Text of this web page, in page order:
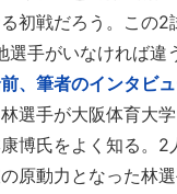
初戦だろう。この2
選手がいなければ違
、筆者のインタビ
選手が大阪体育大
博氏をよく知る。2
原動力となった林